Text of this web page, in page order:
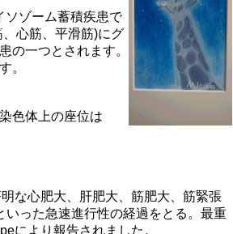
ソゾーム蓄積疾患で
心筋、平滑筋)にグ
の一つとされます。
。
色体上の座位は
な心肥大、肝肥大、筋肥大、筋緊張
った急速進行性の経過をとる。最重
により報告されました。